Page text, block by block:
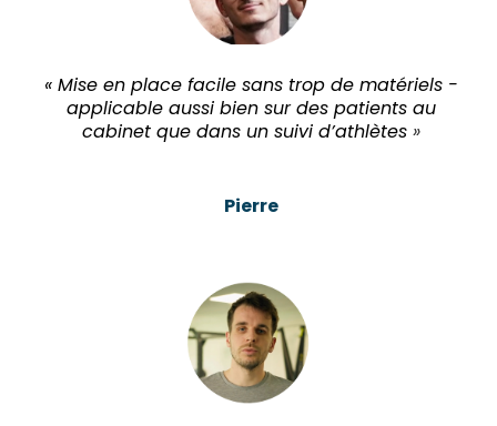
« Mise en place facile sans trop de matériels -
applicable aussi bien sur des patients au
cabinet que dans un suivi d’athlètes »
Pierre